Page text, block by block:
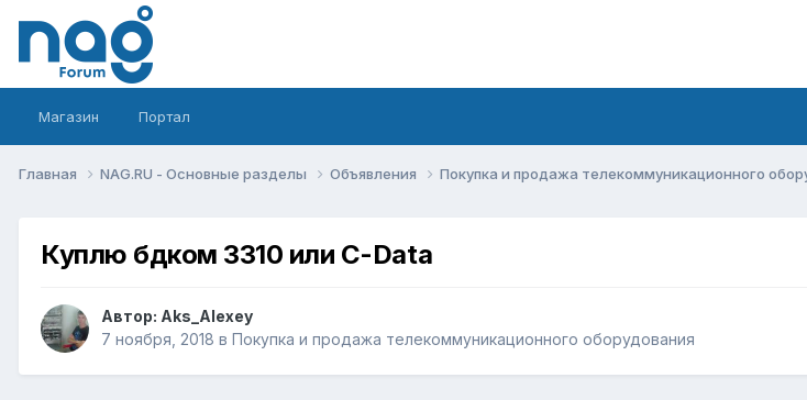
Магазин Портал
Главная NAG.RU - Основные разделы Объявления Покупка и продажа телекоммуникационного
Куплю бдком 3310 или C-Data
Автор: Aks_Alexey
7 ноября, 2018 в Покупка и продажа телекоммуникационного оборудования